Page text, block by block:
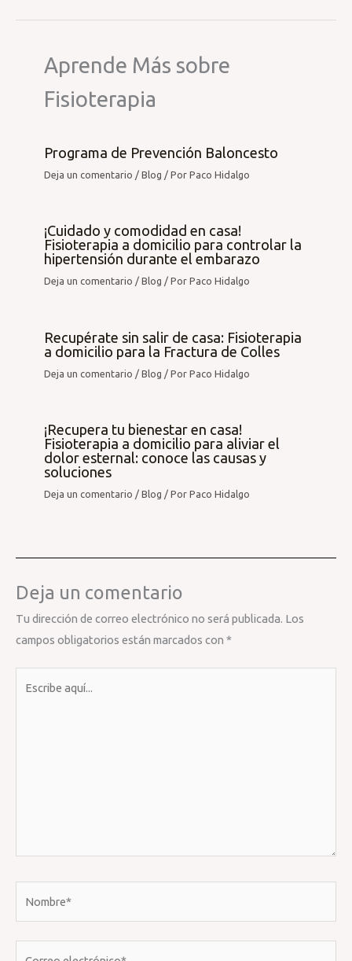
Aprende Más sobre
Fisioterapia
Programa de Prevención Baloncesto
Deja un comentario /Blog / PorPaco Hidalgo
¡Cuidado y comodidad en casa!
Fisioterapia a domicilio para controlar la
hipertensión durante el embarazo
Deja un comentario /Blog / PorPaco Hidalgo
Recupérate sin salir de casa: Fisioterapia
a domicilio para la Fractura de Colles
Deja un comentario /Blog / PorPaco Hidalgo
¡Recupera tu bienestar en casa!
Fisioterapia a domicilio para aliviar el
dolor esternal: conoce las causas y
soluciones
Deja un comentario /Blog / PorPaco Hidalgo
Deja un comentario
Tu dirección de correo electrónico no será publicada. Los
campos obligatorios están marcados con *